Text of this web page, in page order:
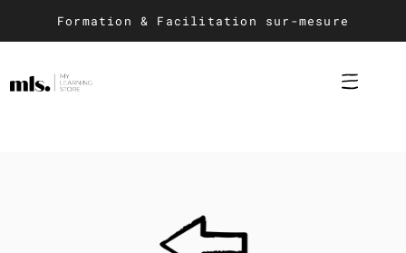
Formation & Facilitation sur-mesure